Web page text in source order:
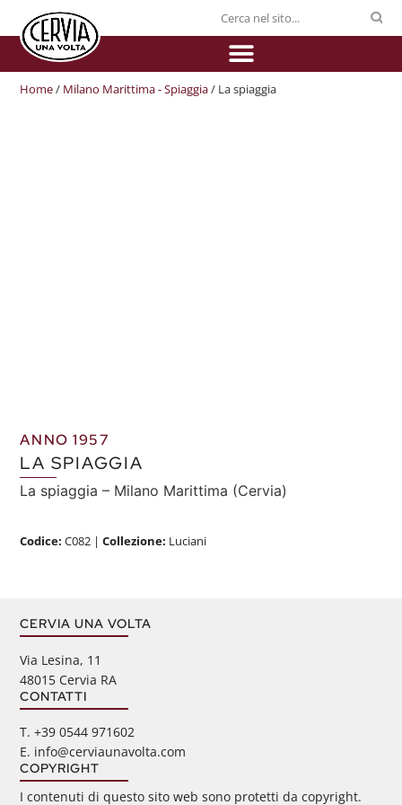
Home/ Milano Marittima - Spiaggia/ La spiaggia
ANNO 1957
LA SPIAGGIA
La spiaggia – Milano Marittima (Cervia)
Codice:C082 |Collezione: Luciani
CERVIA UNA VOLTA
Via Lesina, 11
48015 Cervia RA
CONTATTI
‭T. +39 0544 971602
E. info@cerviaunavolta.com
COPYRIGHT
I contenuti di questo sito web sono protetti da copyright.